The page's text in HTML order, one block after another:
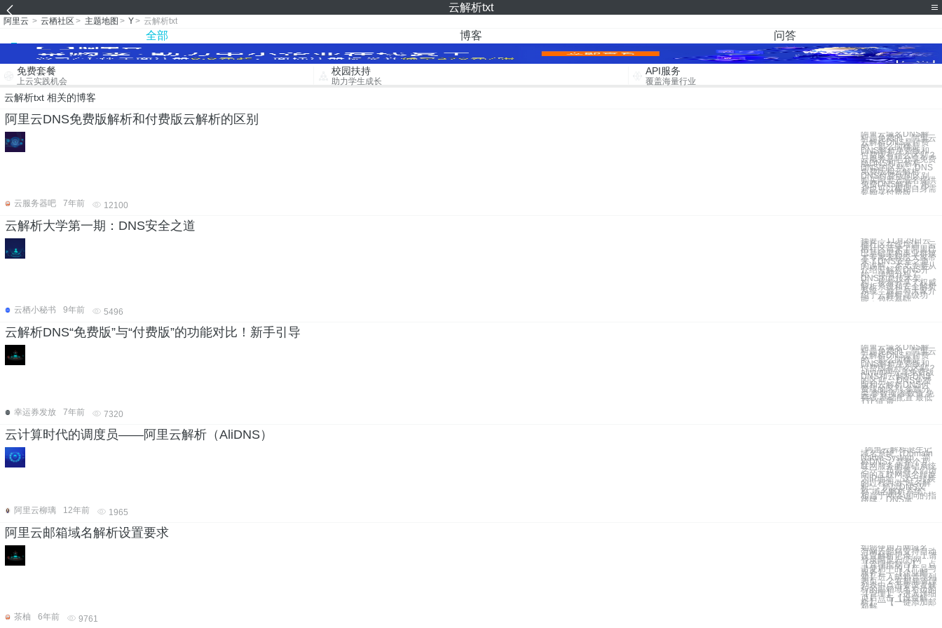
云解析txt
阿里云 > 云栖社区 > 主题地图 > Y> 云解析txt
全部 博客 问答
免费套餐
上云实践机会
校园扶持
助力学生成长
API服务
覆盖海量行业
云解析txt 相关的博客
阿里云DNS免费版解析和付费版云解析的区别
阿里云域名DNS解
析是免费的，阿里云
云解析DNS是付费
的，那么同样是
DNS解析免费版和
付费版有什么区别？
云服务器吧分享免费
版DNS和云解析
DNS的区别： DNS
免费版和云解析
DNS付费版的区别
购买阿里云域名提供
免费DNS解析，用
户也可以根据自身需
要购买付费版
云服务器吧
7年前 12100
云解析大学第一期：DNS安全之道
摘要：11月29日云
栖社区在线培训，云
栖社区请来了阿里巴
巴基础架构事业群技
术专家宋毅给大家带
来了DNS安全之道
的讲解。本文主要从
介绍云解析DNS开
始，详细分析了
DNS的总技术架
构，接着分享了权威
解析系统和安全解析
系统，最后与大家介
绍了云解析高级功
能，包括基础
云栖小秘书
9年前 5496
云解析DNS“免费版”与“付费版”的功能对比！新手引导
阿里云域名DNS解
析是免费的，阿里云
云解析DNS是付费
的，那么同样是
DNS解析免费版和
付费版有什么区别？
aliyun网分享免费版
DNS和云解析DNS
的区别： DNS免费
版和云解析DNS付
费版的区别 参数分
类 参数项 参数值 免
费版 基础配置 最低
TTL值 最
幸运券发放
7年前 7320
云计算时代的调度员——阿里云解析（AliDNS）
阿里云解析诞生记
域名系统（Domain
Name System，简
称DNS）是整个互
联网服务的基础系统
之一，负责将人们访
问的互联网域名转换
为IP地址，这一转换
的过程叫做“域名解
析”， 所以DNS又
称“域名解析系统”，
相当于网络访问的指
路牌。DNS承
阿里云柳璃
12年前 1965
阿里云邮箱域名解析设置要求
如您使用万网域名，
万网云邮箱支持自动
设置解析记录。 1.请
登录阿里云/万网
【管理控制台】，点
击使用中的【产品与
服务】—【企业邮
箱】进入邮箱管理列
表页。 2.在邮箱管理
列表中点击要设置解
析的邮箱域名右边的
【管理】，进入详细
页后点击【设置解
析】—【一键添加邮
箱解
茶柚
6年前 9761